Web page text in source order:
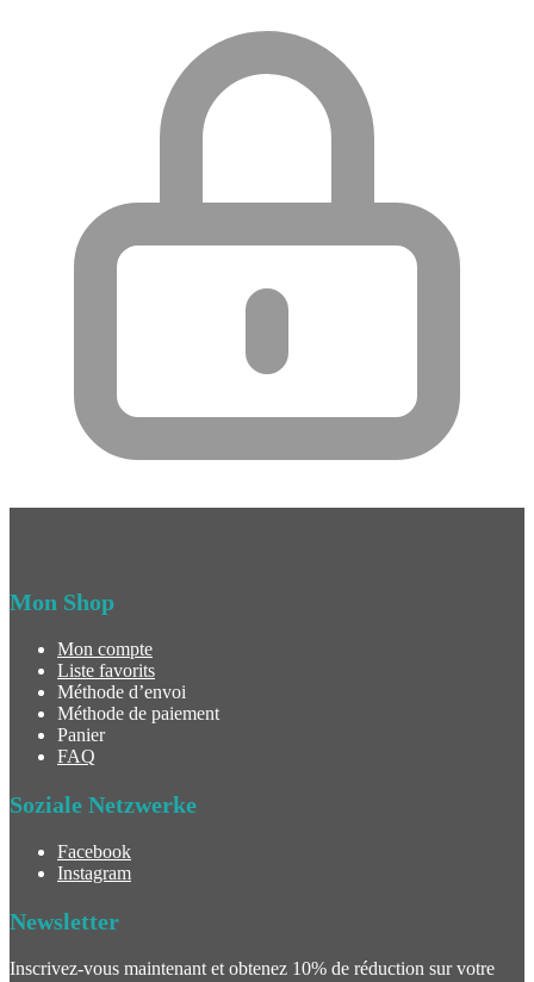
Mon Shop
Mon compte
Liste favorits
Méthode d’envoi
Méthode de paiement
Panier
FAQ
Soziale Netzwerke
Facebook
Instagram
Newsletter
Inscrivez-vous maintenant et obtenez 10% de réduction sur votre